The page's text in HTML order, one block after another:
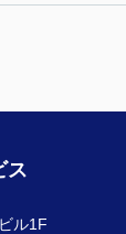
ス
ル1F